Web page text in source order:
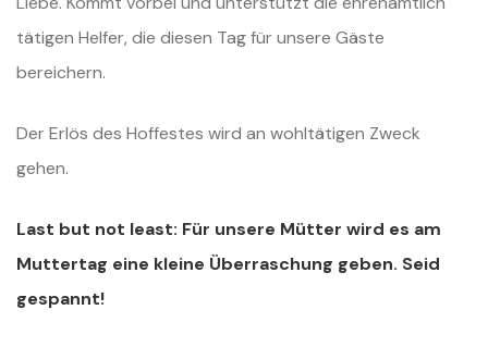
tätigen Helfer, die diesen Tag für unsere Gäste
bereichern.
Der Erlös des Hoffestes wird an wohltätigen Zweck
gehen.
Last but not least: Für unsere Mütter wird es am
Muttertag eine kleine Überraschung geben. Seid
gespannt!